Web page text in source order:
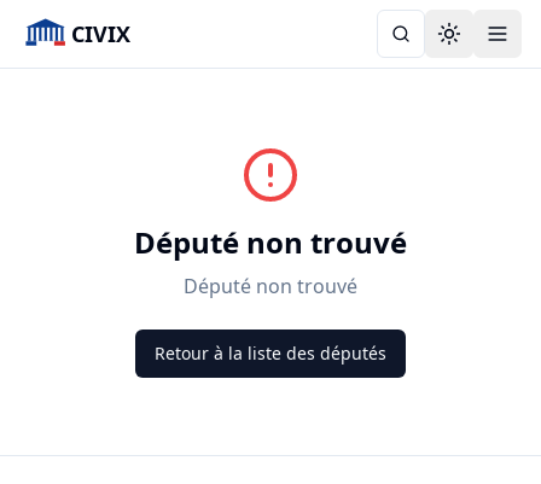
CIVIX Toggle
Député non trouvé
Député non trouvé
Retour à la liste des députés